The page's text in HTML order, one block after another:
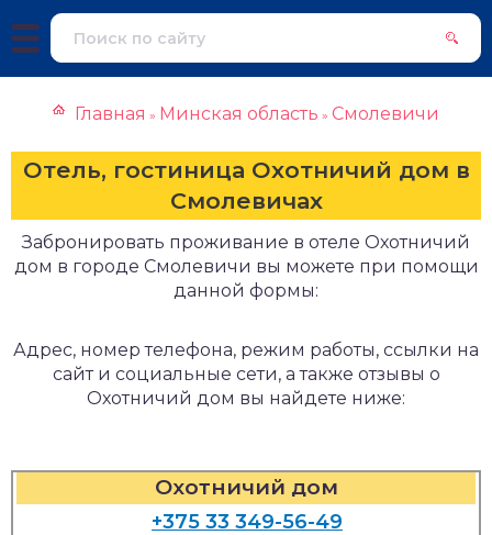
Главная » Минская область » Смолевичи
Отель, гостиница Охотничий дом в
Смолевичах
Забронировать проживание в отеле Охотничий
дом в городе Смолевичи вы можете при помощи
данной формы:
Адрес, номер телефона, режим работы, ссылки на
сайт и социальные сети, а также отзывы о
Охотничий дом вы найдете ниже:
Охотничий дом
+375 33 349-56-49